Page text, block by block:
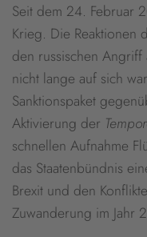
Seit dem 24. Februar
Krieg. Die Reaktionen
den russischen
nicht lange auf sich
Sanktionspaket
Aktivierung der
schnellen Aufnahme
das Staatenbündnis
Brexit und den
Zuwanderung im Jahr